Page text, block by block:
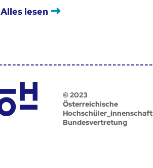
Alles lesen
© 2023
Österreichische
Hochschüler_innenschaft
Bundesvertretung